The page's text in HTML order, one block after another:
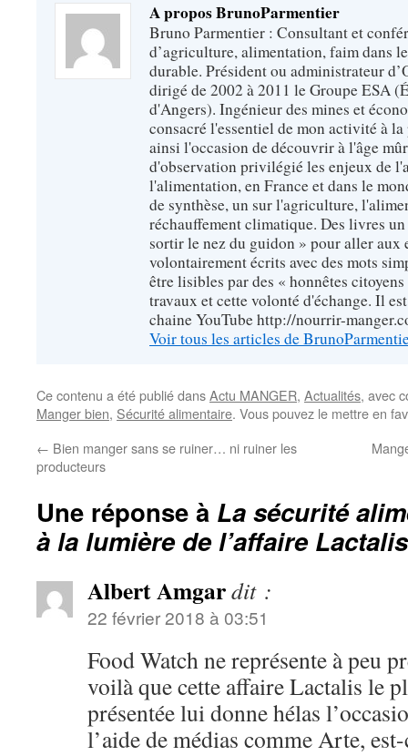
A propos BrunoParmentier
Bruno Parmentier : Consultant et
d’agriculture, alimentation, faim dans
durable. Président ou administrateur
dirigé de 2002 à 2011 le Groupe ESA
d'Angers). Ingénieur des mines et
consacré l'essentiel de mon activité à
ainsi l'occasion de découvrir à l'âge
d'observation privilégié les enjeux de
l'alimentation, en France et dans le
de synthèse, un sur l'agriculture,
réchauffement climatique. Des livres
sortir le nez du guidon » pour aller aux
volontairement écrits avec des mots
être lisibles par des « honnêtes
travaux et cette volonté d'échange. Il
chaine YouTube http://nourrir-
Voir tous les articles de
Ce contenu a été publié dansActu MANGER, Actualités, avec
Manger bien, Sécurité alimentaire. Vous pouvez le mettre en
← Bien manger sans se ruiner… ni ruiner les
producteurs
Une réponse à La sécurité
à la lumière de l’affaire Lactalis
Albert Amgardit :
22 février 2018 à 03:51
Food Watch ne représente à peu
voilà que cette affaire Lactalis le
présentée lui donne hélas
l’aide de médias comme Arte,